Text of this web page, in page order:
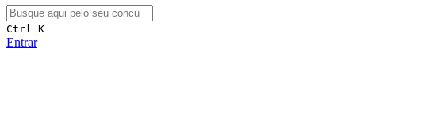
Ctrl K
Entrar